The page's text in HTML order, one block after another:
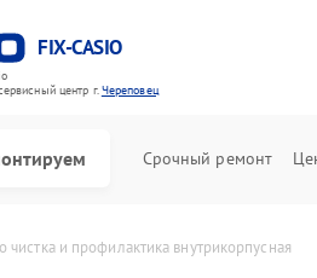
FIX-CASIO
центр г.Череповец
Срочный ремонт
чистка и профилактика внутрикорпусная